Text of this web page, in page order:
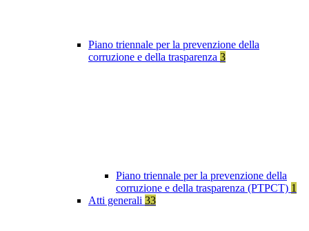
Piano triennale per la prevenzione della
corruzione e della trasparenza 3
Piano triennale per la prevenzione della
corruzione e della trasparenza (PTPCT) 1
Atti generali 33